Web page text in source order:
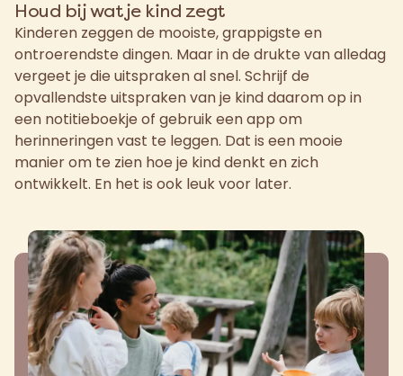
Houd bij wat je kind zegt
Kinderen zeggen de mooiste, grappigste en
ontroerendste dingen. Maar in de drukte van alledag
vergeet je die uitspraken al snel. Schrijf de
opvallendste uitspraken van je kind daarom op in
een notitieboekje of gebruik een app om
herinneringen vast te leggen. Dat is een mooie
manier om te zien hoe je kind denkt en zich
ontwikkelt. En het is ook leuk voor later.